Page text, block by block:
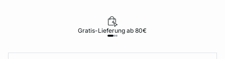
Gratis-Lieferung ab 80€